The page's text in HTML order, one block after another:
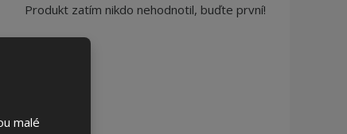
malé
Produkt zatím nikdo nehodnotil, buďte první!